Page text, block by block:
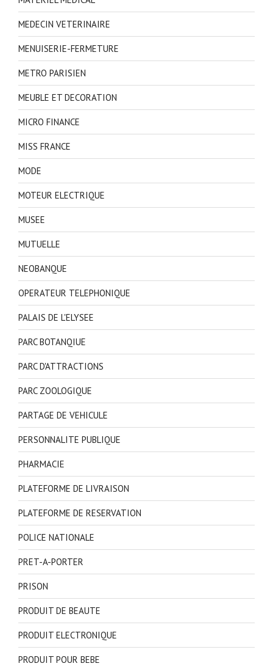
MEDECIN VETERINAIRE
MENUISERIE-FERMETURE
METRO PARISIEN
MEUBLE ET DECORATION
MICRO FINANCE
MISS FRANCE
MODE
MOTEUR ELECTRIQUE
MUSEE
MUTUELLE
NEOBANQUE
OPERATEUR TELEPHONIQUE
PALAIS DE L'ELYSEE
PARC BOTANQIUE
PARC D'ATTRACTIONS
PARC ZOOLOGIQUE
PARTAGE DE VEHICULE
PERSONNALITE PUBLIQUE
PHARMACIE
PLATEFORME DE LIVRAISON
PLATEFORME DE RESERVATION
POLICE NATIONALE
PRET-A-PORTER
PRISON
PRODUIT DE BEAUTE
PRODUIT ELECTRONIQUE
PRODUIT POUR BEBE